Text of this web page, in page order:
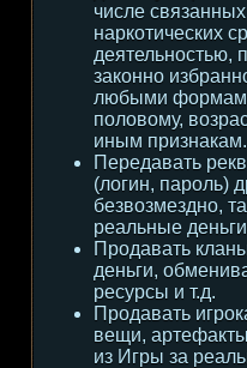
числе
наркотических
деятельностью,
законно
любыми
половому,
иным признакам.
Передавать
(логин, пароль)
безвозмездно,
реальные
Продавать
деньги,
ресурсы и т.д.
Продавать
вещи,
из Игры за